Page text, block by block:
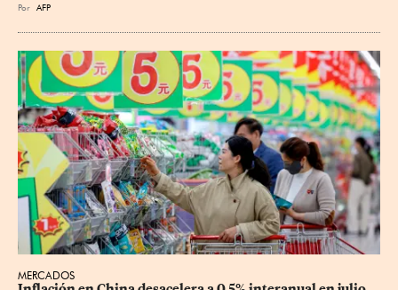
Por AFP
MERCADOS